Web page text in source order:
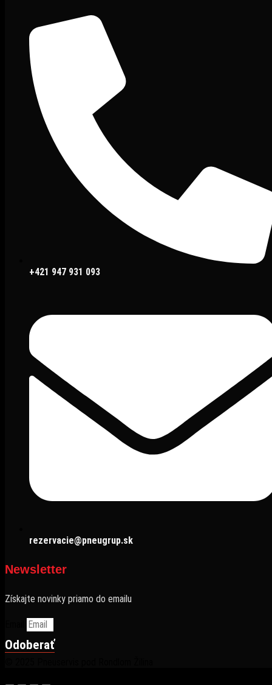
+421 947 931 093
rezervacie@pneugrup.sk
Newsletter
Získajte novinky priamo do emailu
Odoberať